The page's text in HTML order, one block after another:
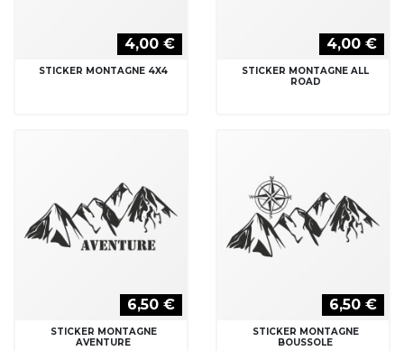
4,00 €
STICKER MONTAGNE 4X4
4,00 €
STICKER MONTAGNE ALL
ROAD
6,50 €
STICKER MONTAGNE
AVENTURE
6,50 €
STICKER MONTAGNE
BOUSSOLE